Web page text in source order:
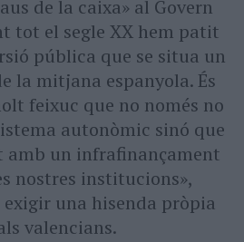
de la caixa» al Govern
tot el segle XX hem patit
pública que se situa un
la mitjana espanyola. És
feixuc que no només no
autonòmic sinó que
amb un infrafinançament
nostres institucions»,
una hisenda pròpia
valencians.